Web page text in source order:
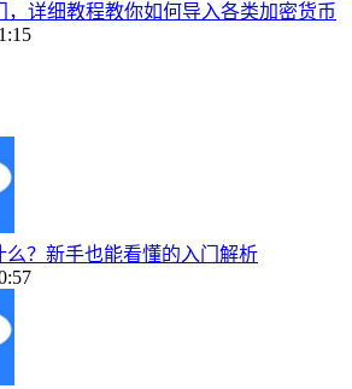
，详细教程教你如何导入各类加密货币
么？新手也能看懂的入门解析